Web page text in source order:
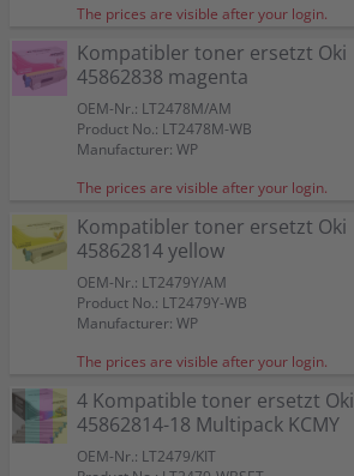
The prices are visible after your login.
Kompatibler toner ersetzt Oki
45862838 magenta
OEM-Nr.: LT2478M/AM
Product No.: LT2478M-WB
Manufacturer: WP
The prices are visible after your login.
Kompatibler toner ersetzt Oki
45862814 yellow
OEM-Nr.: LT2479Y/AM
Product No.: LT2479Y-WB
Manufacturer: WP
The prices are visible after your login.
4 Kompatible toner ersetzt Oki
45862814-18 Multipack KCMY
OEM-Nr.: LT2479/KIT